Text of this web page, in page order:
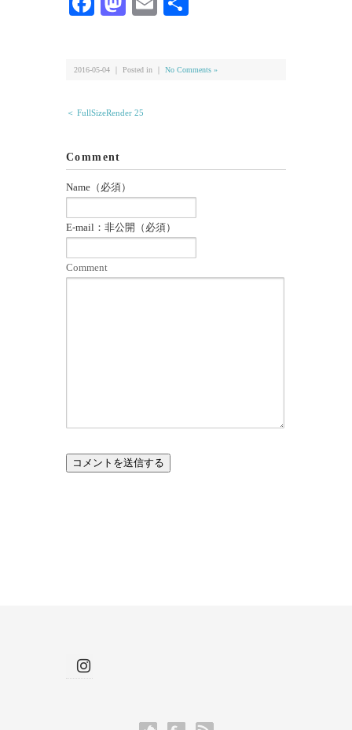
2016-05-04 ｜ Posted in ｜ No Comments »
＜ FullSizeRender 25
Comment
Name（必須）
E-mail：非公開（必須）
Comment